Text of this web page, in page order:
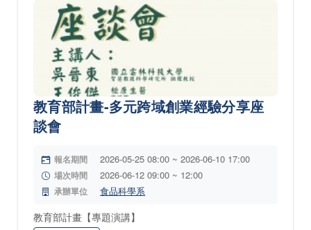
教育部計畫-多元跨域創業經驗分享座
談會
報名期間 2026-05-25 08:00 ~ 2026-06-10 17:00
場次時間 2026-06-12 09:00 ~ 12:00
承辦單位 食品科學系
教育部計畫【專題演講】